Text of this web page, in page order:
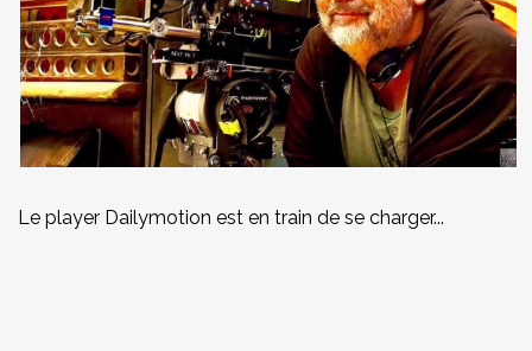
Le player Dailymotion est en train de se charger...